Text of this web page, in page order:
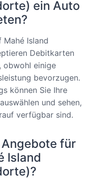
ein Auto
Island
Debitkarten
obwohl einige
bevorzugen.
können Sie Ihre
und sehen,
verfügbar sind.
für
Island